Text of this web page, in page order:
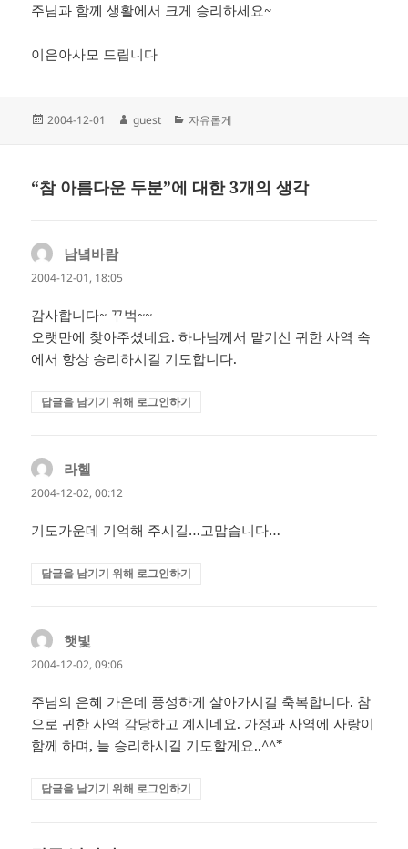
주님과 함께 생활에서 크게 승리하세요~
이은아사모 드립니다
작
2004-12-01
글
guest
카
자유롭게
“참 아름다운 두분”에 대한 3개의 생각
남녘바람댓
글:
2004-12-01, 18:05
감사합니다~ 꾸벅~~
오랫만에 찾아주셨네요. 하나님께서 맡기신 귀한 사역 속
에서 항상 승리하시길 기도합니다.
답글을 남기기 위해 로그인하기
라헬
글:
2004-12-02, 00:12
기도가운데 기억해 주시길…고맙습니다…
답글을 남기기 위해 로그인하기
햇빛
글:
2004-12-02, 09:06
주님의 은혜 가운데 풍성하게 살아가시길 축복합니다. 참
으로 귀한 사역 감당하고 계시네요. 가정과 사역에 사랑이
함께 하며, 늘 승리하시길 기도할게요..^^*
답글을 남기기 위해 로그인하기